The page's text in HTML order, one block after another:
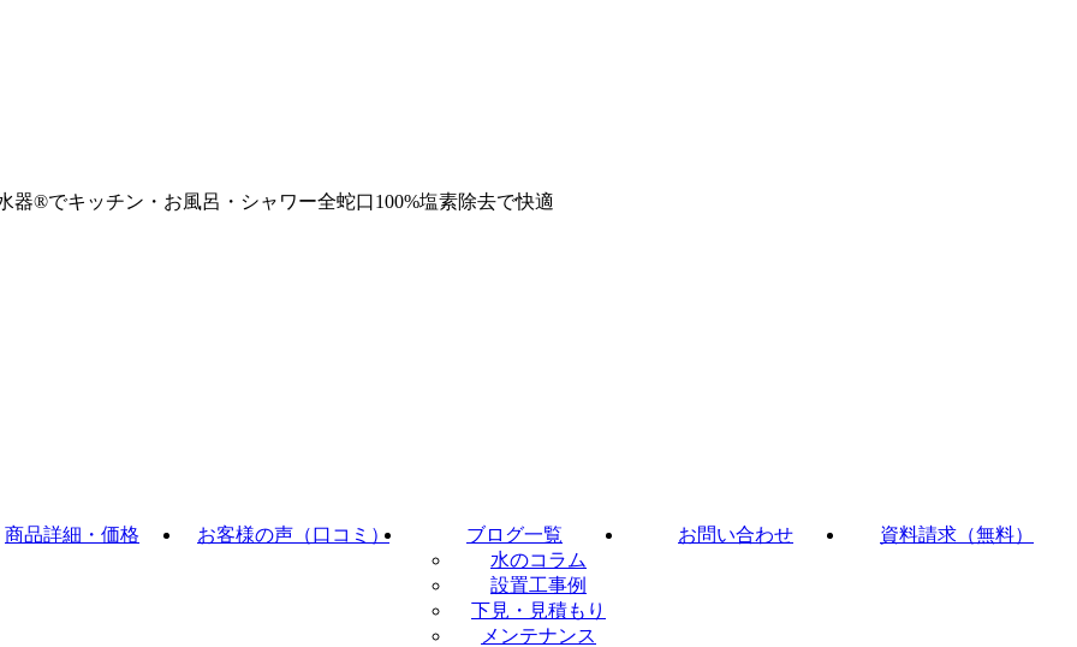
®でキッチン・お風呂・シャワー全蛇口100%塩素除去で快適
商品詳細・価格 お客様の声（口コミ）
ブログ一覧
水のコラム
設置工事例
下見・見積もり
メンテナンス
お問い合わせ 資料請求（無料）